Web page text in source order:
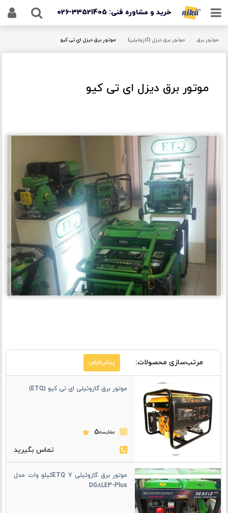
خرید و مشاوره فنی: 33521405-026
موتور برق موتور برق دیزل (گازوئیلی) موتور برق دیزل ای تی کیو
موتور برق دیزل ای تی کیو
مرتب‌سازی محصولات: پیش‌فرض
موتور برق گازوئیلی ای تی کیو (ETQ)
مقایسه5
موتور برق گازوئیلی ETQ 7کیلو وات مدل
DG8LE3-Plus